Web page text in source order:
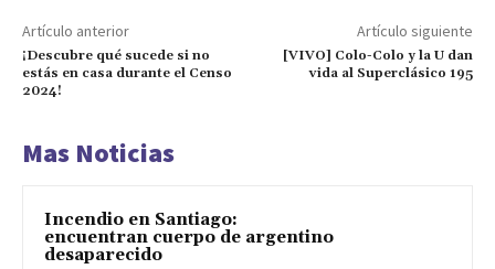
Artículo anterior
¡Descubre qué sucede si no
estás en casa durante el Censo
2024!
Artículo siguiente
[VIVO] Colo-Colo y la U dan
vida al Superclásico 195
Mas Noticias
Incendio en Santiago:
encuentran cuerpo de argentino
desaparecido